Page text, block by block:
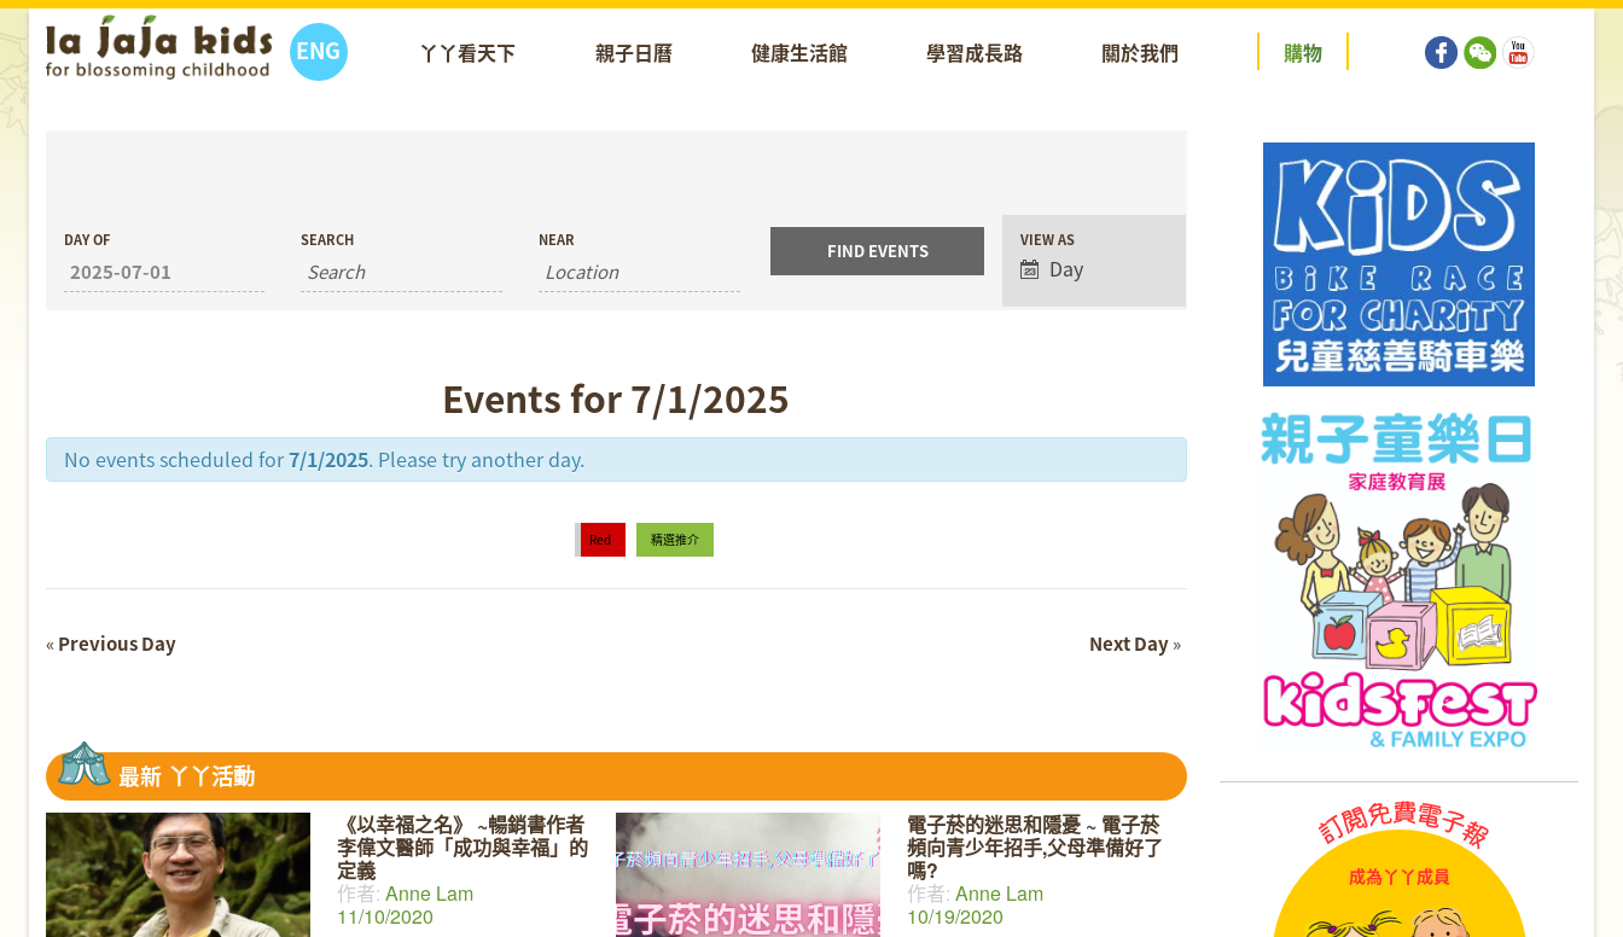
ENG 丫丫看天下 親子日曆 健康生活館 學習成長路 關於我們 購物
Event
Views
Navigation
VIEW AS
Day
DAY OF SEARCH NEAR
Events for 7/1/2025
No events scheduled for7/1/2025. Please try another day.
Red 精選推介
Day
« Previous Day Next Day»
最新丫丫活動
《以幸福之名》 ~暢銷書作者
李偉文醫師「成功與幸福」的
定義
作者: Anne Lam
11/10/2020
電子菸的迷思和隱憂 ~ 電子菸
頻向青少年招手,父母準備好了
嗎?
作者: Anne Lam
10/19/2020
成為丫丫成員